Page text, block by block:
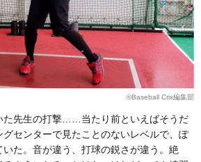
©Baseball Crix編集部
先生の打撃……当たり前といえばそうだ
センターで見たことのないレベルで、ぽ
た。音が違う、打球の鋭さが違う。絶